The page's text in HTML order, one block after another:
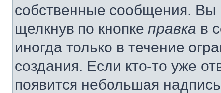
собственные сообщения. Вы
щелкнув по кнопке правка в
иногда только в течение
создания. Если кто-то уже
появится небольшая